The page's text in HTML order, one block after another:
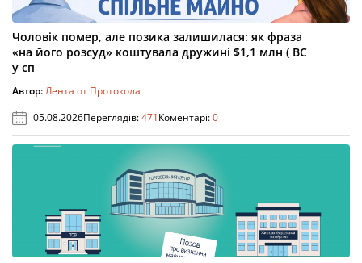
Чоловік помер, але позика залишилася: як фраза
«на його розсуд» коштувала дружині $1,1 млн ( ВС
у сп
Автор:Лента от Протокола
05.08.2026Переглядів:471Коментарі:0